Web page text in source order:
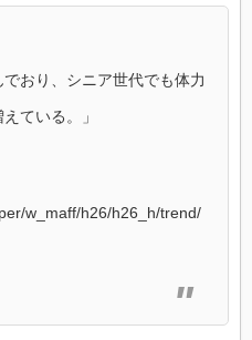
でおり、シニア世代でも体力
ている。」
w_maff/h26/h26_h/trend/